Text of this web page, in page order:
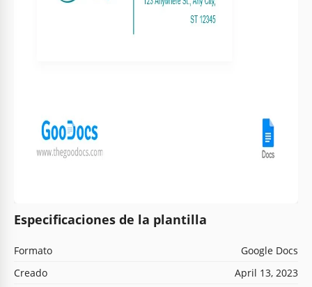
Especificaciones de la plantilla
Formato
Google Docs
Creado
April 13, 2023